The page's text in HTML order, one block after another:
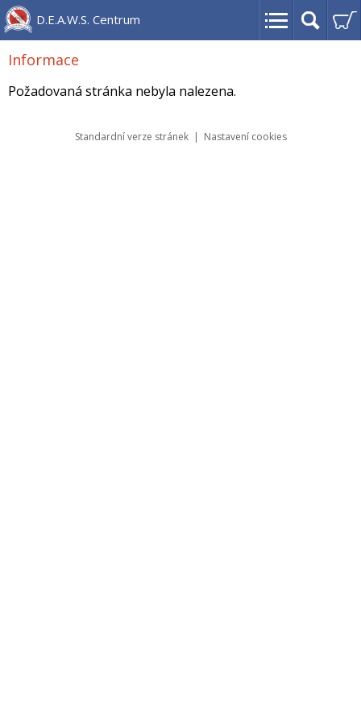
D.E.A.W.S. Centrum
Informace
Požadovaná stránka nebyla nalezena.
Standardní verze stránek| Nastavení cookies